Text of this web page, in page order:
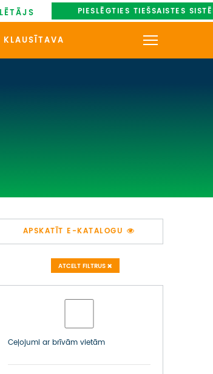
PIESLĒGTIES TIEŠSAISTES
KLAUSĪTAVA
IMPRO KONKURSI
PIRMSLĪGUMA INFORMĀCIJA,
KLIENTA LĪGUMS,
CEĻOJUMU APDROŠINĀŠANA
ATSAUKSMES PAR CEĻOJUMU
PIEMIŅAS ISTABA
IMPRO PRIVĀTUMA POLITIKA
APSKATĪT E-KATALOGU
ATCELT FILTRUS
Ceļojumi ar brīvām vietām